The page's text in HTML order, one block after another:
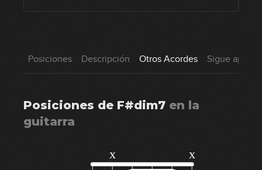
Posiciones Descripción Otros Acordes Sigue
Posiciones de F#dim7 en la
guitarra
x x